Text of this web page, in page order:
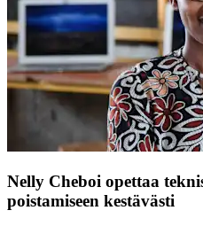
Nelly Cheboi opettaa
poistamiseen kestävästi